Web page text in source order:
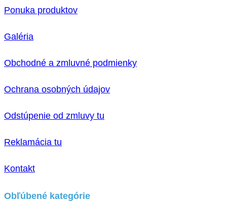
Ponuka produktov
Galéria
Obchodné a zmluvné podmienky
Ochrana osobných údajov
Odstúpenie od zmluvy tu
Reklamácia tu
Kontakt
Obľúbené kategórie